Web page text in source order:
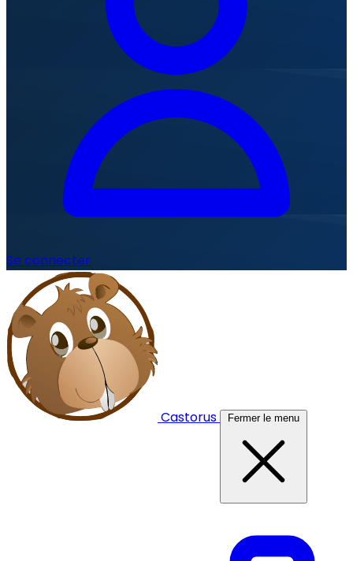
Se connecter
Castorus Fermer le menu